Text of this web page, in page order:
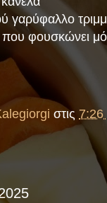
γαρύφαλλο
που φουσκώνει
στις 7:26